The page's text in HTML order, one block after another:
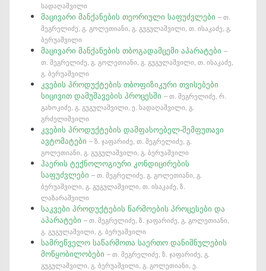
სადაღაშვილი
მაცივარი მანქანების თეორიული საფუძვლები– თ.
მეგრელიძე, გ. გოლეთიანი, გ. გუგულაშვილი, თ. ისაკაძე, გ.
ბერუაშვილი
მაცივარი მანქანების თბოგადამცემი აპარატები–
თ. მეგრელიძე, გ. გოლეთიანი, გ. გუგულაშვილი, თ. ისაკაძე,
გ. ბერუაშვილი
კვების პროდუქტების თბოფიზიკური თვისებები
სიცივით დამუშავების პროცესში– თ. მეგრელიძე, რ.
გახოკიძე, გ. გუგულაშვილი, ე. სადაღაშვილი, გ.
გრძელიშვილი
კვების პროდუქტების დამფასოებელ-შემფუთავი
ავტომატები– ზ. ჯაფარიძე, თ. მეგრელიძე, გ.
გოლეთიანი, გ. გუგულაშვილი, გ. ბერუაშვილი
ჰაერის ტექნოლოგიური კონდიცირების
საფუძვლები– თ. მეგრელიძე, გ. გოლეთიანი, გ.
ბერუაშვილი, გ. გუგულაშვილი, თ. ისაკაძე, ზ.
ლაზარაშვილი
საკვები პროდუქტების წარმოების პროცესები და
აპარატები– თ. მეგრელიძე, ზ. ჯაფარიძე, გ. გოლეთიანი,
გ. გუგულაშვილი, გ. ბერუაშვილი
სამრეწველო საწარმოთა საერთო დანიშნულების
მოწყობილობები– თ. მეგრელიძე, ზ. ჯაფარიძე, გ.
გუგულაშვილი, გ. ბერუაშვილი, გ. გოლეთიანი, ე.